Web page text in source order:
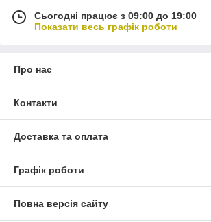
Сьогодні працює з 09:00 до 19:00
Показати весь графік роботи
Про нас
Контакти
Доставка та оплата
Графік роботи
Повна версія сайту